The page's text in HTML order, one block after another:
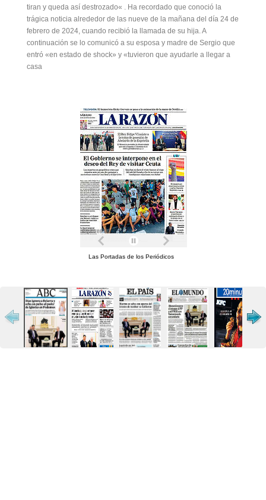
tiran y queda así destrozado« . Ha recordado que conoció la
trágica noticia alrededor de las nueve de la mañana del día 24 de
febrero de 2024, cuando recibió la llamada de su hija. A
continuación se lo comunicó a su esposa y madre de Sergio que
entró «en estado de shock» y «tuvieron que ayudarle a llegar a
casa
Las Portadas de los Periódicos